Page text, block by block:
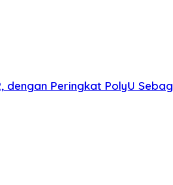
dengan Peringkat PolyU